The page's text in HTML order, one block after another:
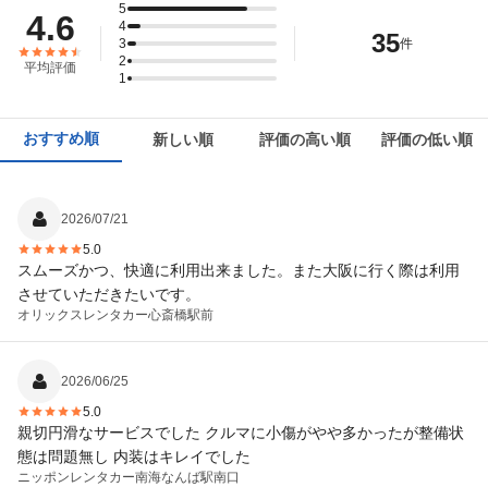
4.6
平均評価
5
4
3
2
1
35件
おすすめ順 新しい順 評価の高い順 評価の低い順
2026/07/21
5.0
スムーズかつ、快適に利用出来ました。また大阪に行く際は利用
させていただきたいです。
オリックスレンタカー心斎橋駅前
2026/06/25
5.0
親切円滑なサービスでした クルマに小傷がやや多かったが整備状
態は問題無し 内装はキレイでした
ニッポンレンタカー南海なんば駅南口